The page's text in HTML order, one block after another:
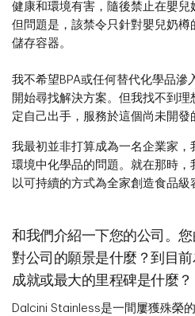
健康和環境有害，隨後禁止在嬰兒
但問題是，該禁令只針對嬰兒奶樽
儲存容器。
我不希望BPA或任何替代化學品滲
開始尋找解決方案。但我找不到
定自己出手，服務於這個尚未開發
我最初並非打算成為一名企業家，
環境中化學品的問題。就在那時，
以可持續的方式為全家創造食品級
和我們介紹一下您的公司。
對公司的願景是什麼？到目
成就或最大的里程碑是什麼？
Dalcini Stainless是一間屢獲殊榮